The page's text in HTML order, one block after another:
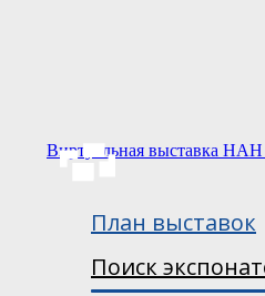
Виртуальная выставка НАН
План выставок
Поиск